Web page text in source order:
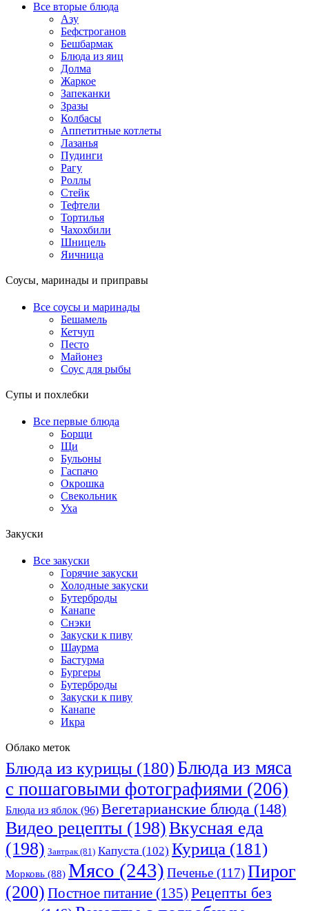
Все вторые блюда
Азу
Бефстроганов
Бешбармак
Блюда из яиц
Долма
Жаркое
Запеканки
Зразы
Колбасы
Аппетитные котлеты
Лазанья
Пудинги
Рагу
Роллы
Стейк
Тефтели
Тортилья
Чахохбили
Шницель
Яичница
Соусы, маринады и приправы
Все соусы и маринады
Бешамель
Кетчуп
Песто
Майонез
Соус для рыбы
Супы и похлебки
Все первые блюда
Борщи
Щи
Бульоны
Гаспачо
Окрошка
Свекольник
Уха
Закуски
Все закуски
Горячие закуски
Холодные закуски
Бутерброды
Канапе
Снэки
Закуски к пиву
Шаурма
Бастурма
Бургеры
Бутерброды
Закуски к пиву
Канапе
Икра
Облако меток
Блюда из курицы (180)Блюда из мяса
с пошаговыми фотографиями (206)
Блюда из яблок (96) Вегетарианские блюда (148)
Видео рецепты (198)Вкусная еда
(198) Завтрак(81) Капуста (102) Курица (181)
Морковь (88) Мясо (243) Печенье (117)Пирог
(200) Постное питание (135) Рецепты без